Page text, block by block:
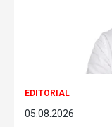
EDITORIAL
05.08.2026